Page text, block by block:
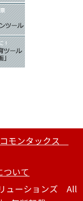
モンタックス
ついて
ューションズ All